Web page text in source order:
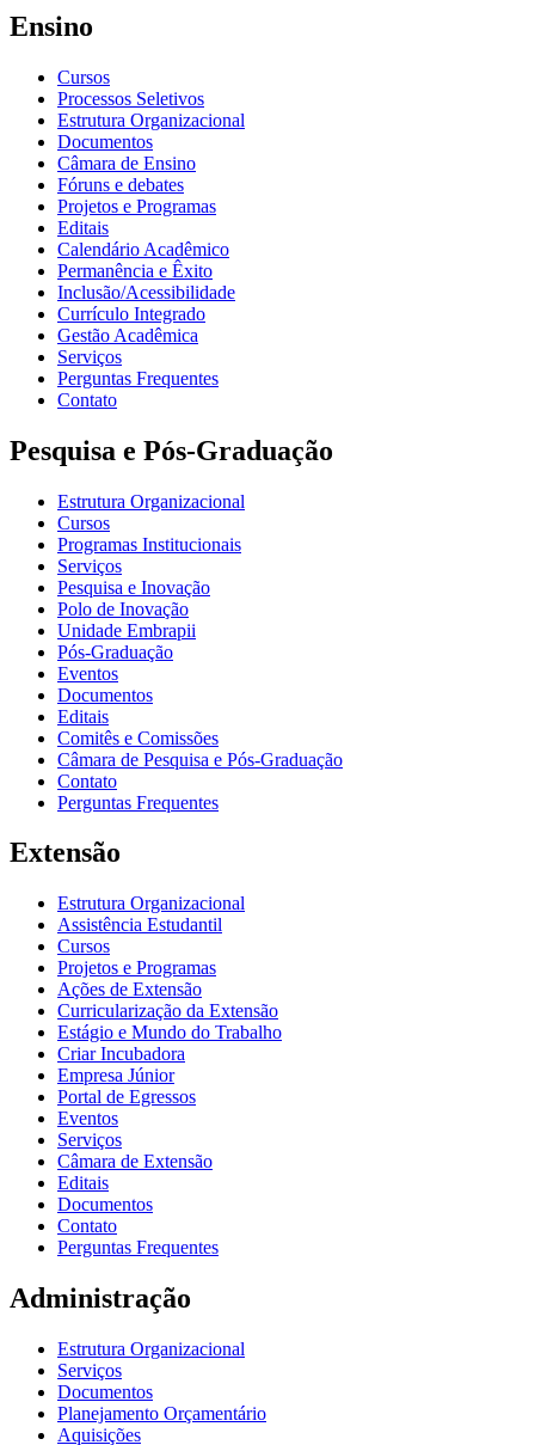
Ensino
Cursos
Processos Seletivos
Estrutura Organizacional
Documentos
Câmara de Ensino
Fóruns e debates
Projetos e Programas
Editais
Calendário Acadêmico
Permanência e Êxito
Inclusão/Acessibilidade
Currículo Integrado
Gestão Acadêmica
Serviços
Perguntas Frequentes
Contato
Pesquisa e Pós-Graduação
Estrutura Organizacional
Cursos
Programas Institucionais
Serviços
Pesquisa e Inovação
Polo de Inovação
Unidade Embrapii
Pós-Graduação
Eventos
Documentos
Editais
Comitês e Comissões
Câmara de Pesquisa e Pós-Graduação
Contato
Perguntas Frequentes
Extensão
Estrutura Organizacional
Assistência Estudantil
Cursos
Projetos e Programas
Ações de Extensão
Curricularização da Extensão
Estágio e Mundo do Trabalho
Criar Incubadora
Empresa Júnior
Portal de Egressos
Eventos
Serviços
Câmara de Extensão
Editais
Documentos
Contato
Perguntas Frequentes
Administração
Estrutura Organizacional
Serviços
Documentos
Planejamento Orçamentário
Aquisições